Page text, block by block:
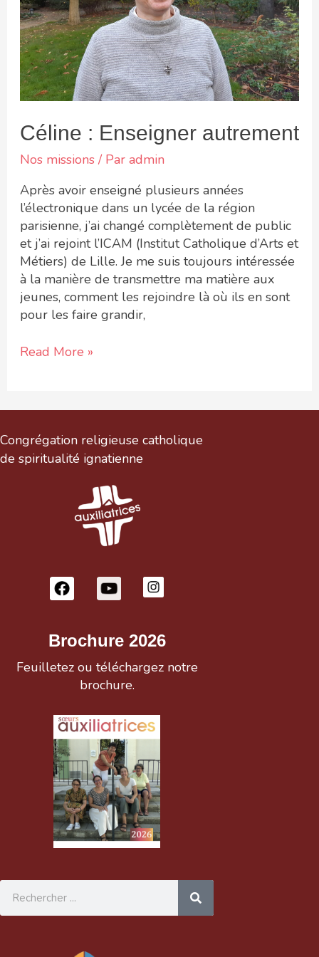
Céline : Enseigner autrement
Nos missions/ Par admin
Après avoir enseigné plusieurs années
l’électronique dans un lycée de la région
parisienne, j’ai changé complètement de public
et j’ai rejoint l’ICAM (Institut Catholique d’Arts et
Métiers) de Lille. Je me suis toujours intéressée
à la manière de transmettre ma matière aux
jeunes, comment les rejoindre là où ils en sont
pour les faire grandir,
Read More »
Congrégation religieuse catholique
de spiritualité ignatienne
Brochure 2026
Feuilletez ou téléchargez notre
brochure.